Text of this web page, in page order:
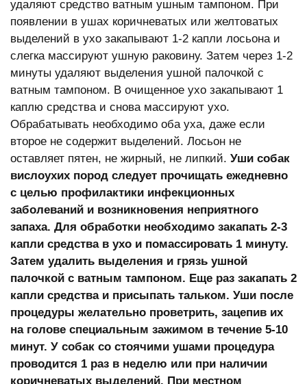
удаляют средство ватным ушным тампоном. При
появлении в ушах коричневатых или желтоватых
выделений в ухо закапывают 1-2 капли лосьона и
слегка массируют ушную раковину. Затем через 1-2
минуты удаляют выделения ушной палочкой с
ватным тампоном. В очищенное ухо закапывают 1
каплю средства и снова массируют ухо.
Обрабатывать необходимо оба уха, даже если
второе не содержит выделений. Лосьон не
оставляет пятен, не жирный, не липкий. Уши собак
вислоухих пород следует прочищать ежедневно
с целью профилактики инфекционных
заболеваний и возникновения неприятного
запаха. Для обработки необходимо закапать 2-3
капли средства в ухо и помассировать 1 минуту.
Затем удалить выделения и грязь ушной
палочкой с ватным тампоном. Еще раз закапать 2
капли средства и присыпать тальком. Уши после
процедуры желательно проветрить, зацепив их
на голове специальным зажимом в течение 5-10
минут. У собак со стоячими ушами процедура
проводится 1 раз в неделю или при наличии
коричневатых выделений. При местном